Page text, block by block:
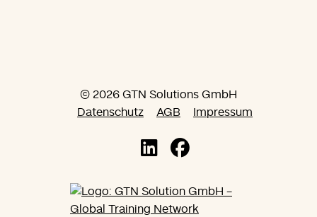
© 2026 GTN Solutions GmbH
Datenschutz
AGB Impressum